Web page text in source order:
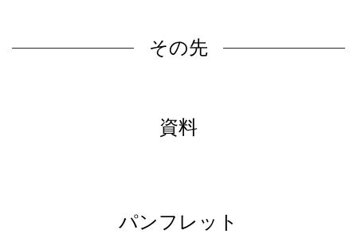
その先
資料
パンフレット